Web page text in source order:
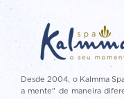
Desde 2004, o Kalmma
a mente” de maneira